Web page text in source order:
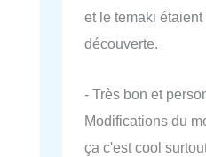
et le temaki
découverte.
- Très bon et
Modifications du
ça c'est cool